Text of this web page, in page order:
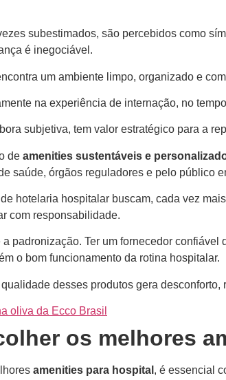
subestimados, são percebidos como
é inegociável.
um ambiente limpo, organizado e
na experiência de internação, no
subjetiva, tem valor estratégico para a
de amenities sustentáveis e
saúde, órgãos reguladores e pelo público
hotelaria hospitalar buscam, cada vez
com responsabilidade.
padronização. Ter um fornecedor
o bom funcionamento da rotina hospitalar.
desses produtos gera
oliva da Ecco Brasil
os melhores
amenities para hospital , é essencial